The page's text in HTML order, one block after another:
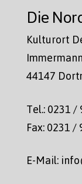
Die
Kulturort
44147
Tel.: 0231 /
Fax: 0231 /
E-Mail: